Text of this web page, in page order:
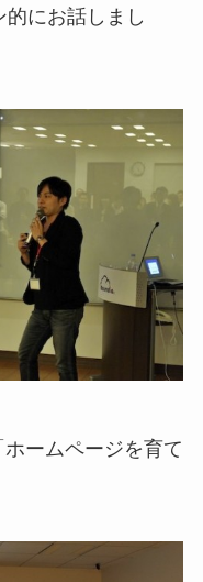
にお話しまし
ームページを育て